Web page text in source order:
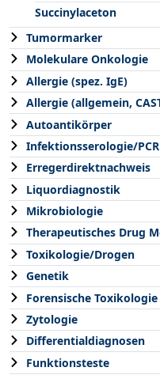
Succinylaceton
Tumormarker
Molekulare Onkologie
Allergie (spez. IgE)
Allergie (allgemein,
Autoantikörper
Infektionsserologie/PCR
Erregerdirektnachweis
Liquordiagnostik
Mikrobiologie
Therapeutisches Drug
Toxikologie/Drogen
Genetik
Forensische Toxikologie
Zytologie
Differentialdiagnosen
Funktionsteste